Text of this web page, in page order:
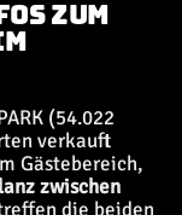
ZUM
(54.022
verkauft
Gästebereich,
zwischen
die beiden